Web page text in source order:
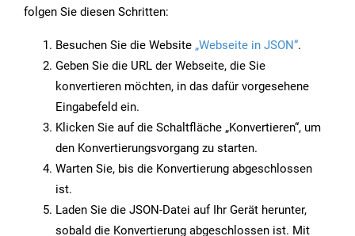
folgen Sie diesen Schritten:
Besuchen Sie die Website „Webseite in JSON“.
Geben Sie die URL der Webseite, die Sie
konvertieren möchten, in das dafür vorgesehene
Eingabefeld ein.
Klicken Sie auf die Schaltfläche „Konvertieren“, um
den Konvertierungsvorgang zu starten.
Warten Sie, bis die Konvertierung abgeschlossen
ist.
Laden Sie die JSON-Datei auf Ihr Gerät herunter,
sobald die Konvertierung abgeschlossen ist. Mit